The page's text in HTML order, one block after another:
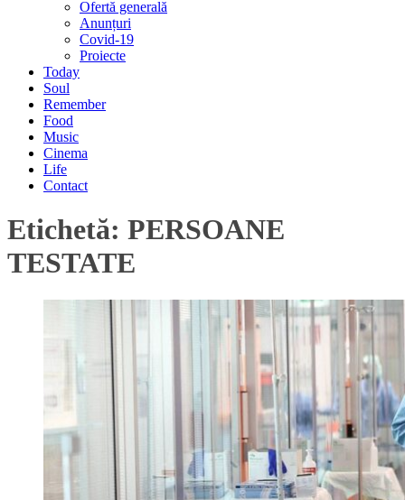
Ofertă generală
Anunțuri
Covid-19
Proiecte
Today
Soul
Remember
Food
Music
Cinema
Life
Contact
Etichetă: PERSOANE
TESTATE